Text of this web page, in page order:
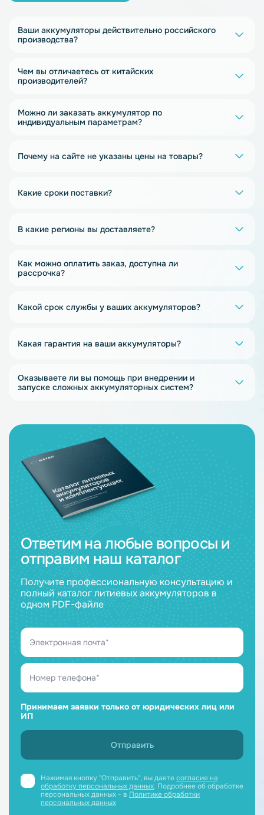
Ваши аккумуляторы действительно российского
производства?
Чем вы отличаетесь от китайских
производителей?
Можно ли заказать аккумулятор по
индивидуальным параметрам?
Почему на сайте не указаны цены на товары?
Какие сроки поставки?
В какие регионы вы доставляете?
Как можно оплатить заказ, доступна ли
рассрочка?
Какой срок службы у ваших аккумуляторов?
Какая гарантия на ваши аккумуляторы?
Оказываете ли вы помощь при внедрении и
запуске сложных аккумуляторных систем?
Ответим на любые вопросы и
отправим наш каталог
Получите профессиональную консультацию и
полный каталог литиевых аккумуляторов в
одном PDF-файле
Принимаем заявки только от юридических лиц или
ИП
Нажимая кнопку "Отправить", вы даетесогласие на
обработку персональных данных. Подробнее об обработке
персональных данных - в Политике обработки
персональных данных